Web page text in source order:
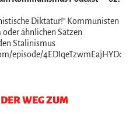
Diktatur!" Kommunisten
ähnlichen Sätzen
Stalinismus
episode/
WEG ZUM